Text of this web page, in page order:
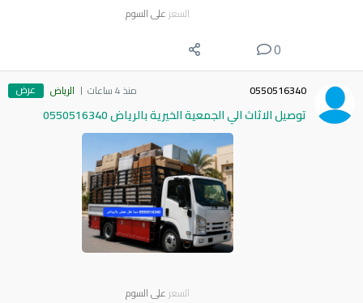
السعر على السوم
0
0550516340 منذ 4 ساعات الرياض عرض
توصيل الاثاث الي الجمعية الخيرية بالرياض 0550516340
السعر على السوم